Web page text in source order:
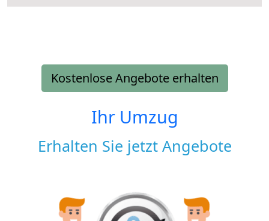
Kostenlose Angebote erhalten
Ihr Umzug
Erhalten Sie jetzt Angebote